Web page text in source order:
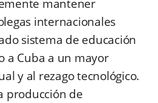
mantener
internacionales
sistema de educación
a Cuba a un mayor
y al rezago tecnológico.
producción de